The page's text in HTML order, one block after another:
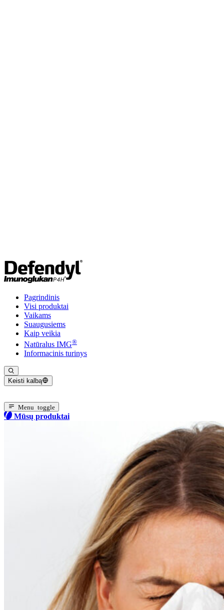
Pagrindinis
Visi produktai
Vaikams
Suaugusiems
Kaip veikia
Natūralus IMG®
Informacinis turinys
Keisti kalbą
Menu toggle
Mūsų produktai